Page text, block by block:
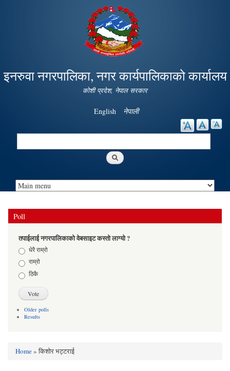
Skip to
main
content
इनरुवा नगरपालिका, नगर कार्यपालिकाको कार्यालय
कोशी प्रदेश, नेपाल सरकार
English नेपाली
Search
Poll
तपाईलाई नगरपालिकाको वेबसाइट कस्तो लाग्यो ?
Choicesधेरै राम्रो
राम्रो
ठिकै
Older polls
Results
Home» किशोर भट्टराई